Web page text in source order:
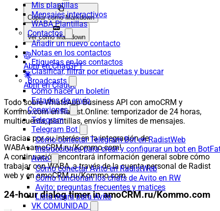
Mis plantillas
Mensajes interactivos
WABA Plantillas
Contactos
Añadir un nuevo contacto
Notas en los contactos
Etiquetas en los contactos
Clasificar, filtrar por etiquetas y buscar
Broadcasts
Cómo hacer un boletín
Estados de envío
Conexiones
Telegram
Telegram Bot
Cómo conectar Telegram Bot en RadistWeb
Instrucciones para crear y configurar un bot en
Avito
Cómo conectar Avito en RadistWeb
Cómo funcionan los chats de Avito en RW
Avito: preguntas frecuentes y matices
Lista negra para Avito
VK COMUNIDAD
Copiar como Markdown
Ver como Markdown
Abrir en ChatGPT
Abrir en Claude
Todo sobre WhatsApp Business API con amoCRM y
Kommo.com en Radist.Online: temporizador de 24 horas,
multicuenta, plantillas, envíos y límites de mensajes.
Gracias por su interés en la integración de
WABA+amoCRM.ru/Kommo.com!
A continuación encontrará información general sobre cómo
trabajar con WABA, a través de la cuenta personal de Radist
web y en amoCRM.ru/Kommo.com.
24-hour dialog timer in amoCRM.ru/Kommo.com